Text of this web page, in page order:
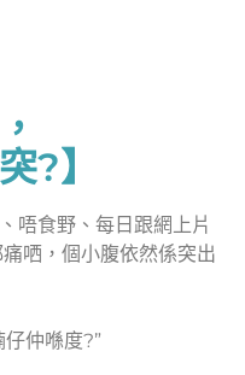
?】
、 唔食野 、 每日跟網上片
哂，個小腹依然係突出
仲喺度?”